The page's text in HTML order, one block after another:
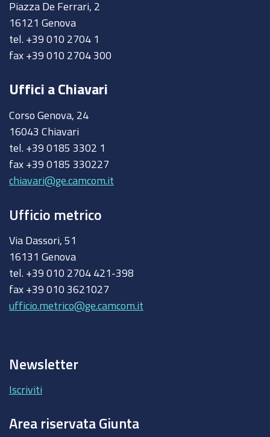
Piazza De Ferrari, 2
16121 Genova
tel. +39 010 2704 1
fax +39 010 2704 300
Uffici a Chiavari
Corso Genova, 24
16043 Chiavari
tel. +39 0185 3302 1
fax +39 0185 330227
chiavari@ge.camcom.it
Ufficio metrico
Via Dassori, 51
16131 Genova
tel. +39 010 2704 421-398
fax +39 010 3621027
ufficio.metrico@ge.camcom.it
Newsletter
Iscriviti
Area riservata Giunta